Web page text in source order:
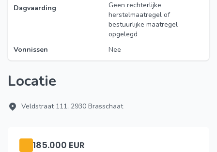
Dagvaarding
Geen rechterlijke
herstelmaatregel of
bestuurlijke maatregel
opgelegd
Vonnissen
Nee
Locatie
Veldstraat 111, 2930 Brasschaat
185.000 EUR